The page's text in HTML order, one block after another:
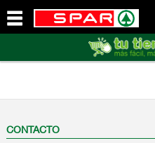
SOMOS
CONTACTO